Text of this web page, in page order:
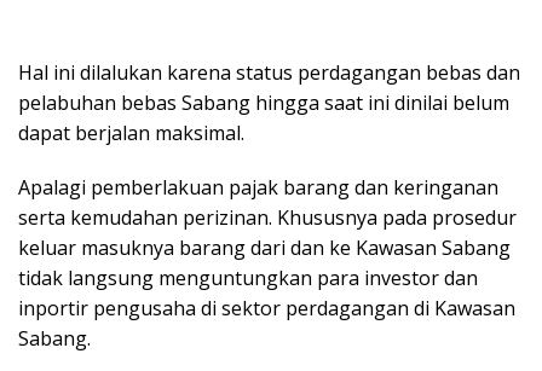
Hal ini dilalukan karena status perdagangan bebas dan
pelabuhan bebas Sabang hingga saat ini dinilai belum
dapat berjalan maksimal.
Apalagi pemberlakuan pajak barang dan keringanan
serta kemudahan perizinan. Khususnya pada prosedur
keluar masuknya barang dari dan ke Kawasan Sabang
tidak langsung menguntungkan para investor dan
inportir pengusaha di sektor perdagangan di Kawasan
Sabang.